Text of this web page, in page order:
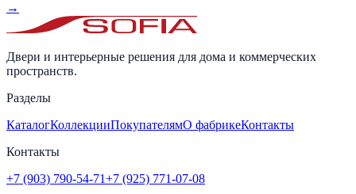
→
Двери и интерьерные решения для дома и коммерческих
пространств.
Разделы
КаталогКоллекцииПокупателямО фабрикеКонтакты
Контакты
+7 (903) 790-54-71+7 (925) 771-07-08